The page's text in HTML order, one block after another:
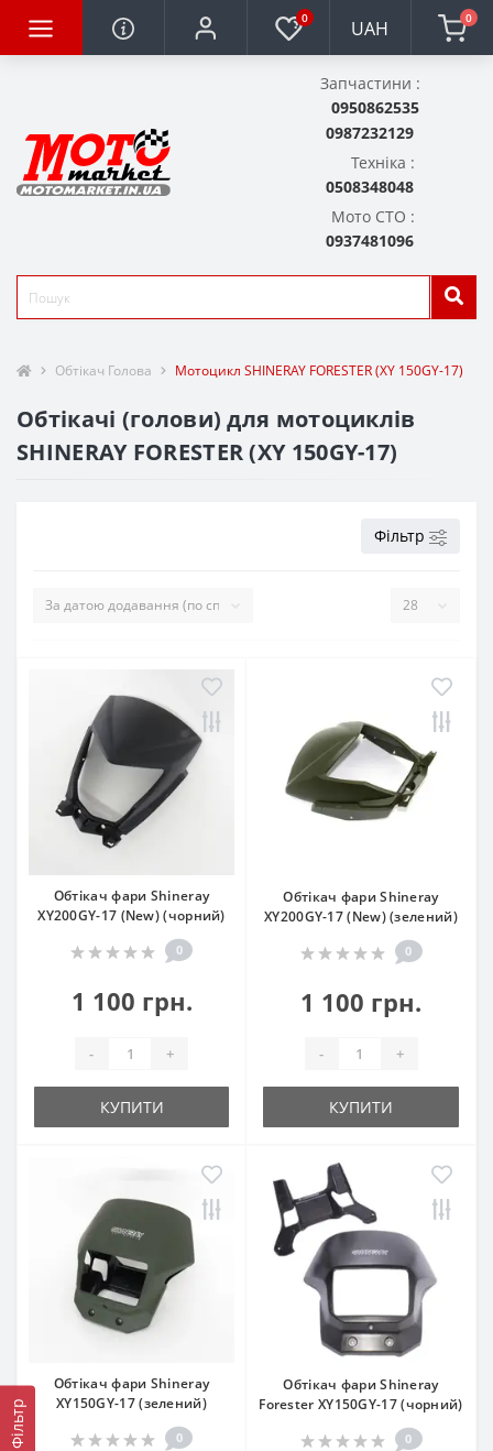
0 UAH 0
Запчастини :
0950862535
0987232129
Техніка :
0508348048
Мото СТО :
0937481096
Обтікач Голова Мотоцикл SHINERAY FORESTER (XY 150GY-17)
Обтікачі (голови) для мотоциклів
SHINERAY FORESTER (XY 150GY-17)
Фільтр
Фільтр
Обтікач фари Shineray
XY200GY-17 (New) (чорний)
0
1 100 грн.
- +
КУПИТИ
Обтікач фари Shineray
XY200GY-17 (New) (зелений)
0
1 100 грн.
- +
КУПИТИ
Обтікач фари Shineray
XY150GY-17 (зелений)
0
Обтікач фари Shineray
Forester XY150GY-17 (чорний)
0